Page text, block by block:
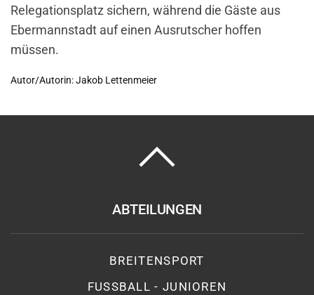
Relegationsplatz sichern, während die Gäste aus
Ebermannstadt auf einen Ausrutscher hoffen
müssen.
Autor/Autorin: Jakob Lettenmeier
ABTEILUNGEN
BREITENSPORT
FUSSBALL - JUNIOREN